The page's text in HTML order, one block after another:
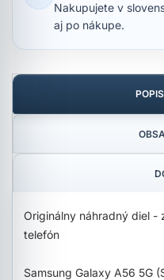
Nakupujete v
aj po nákupe.
Originálny náhradný diel
telefón
Samsung Galaxy A56 5G